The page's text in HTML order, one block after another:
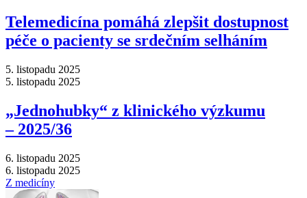
Telemedicína pomáhá zlepšit dostupnost
péče o pacienty se srdečním selháním
5. listopadu 2025
5. listopadu 2025
„Jednohubky“ z klinického výzkumu
–⁠ 2025/36
6. listopadu 2025
6. listopadu 2025
Z medicíny